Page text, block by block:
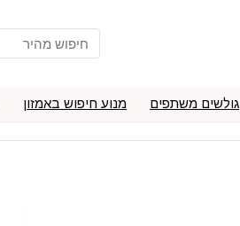
גולשים משתפים מנוע חיפוש באמזון